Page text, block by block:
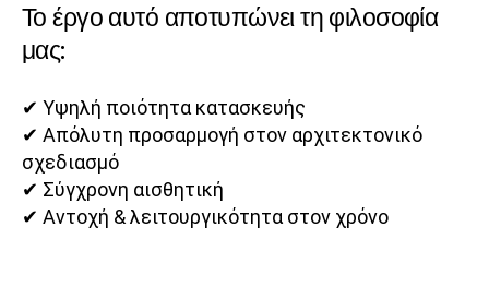
Το έργο αυτό αποτυπώνει τη φιλοσοφία
μας:
✔ Υψηλή ποιότητα κατασκευής
✔ Απόλυτη προσαρμογή στον αρχιτεκτονικό
σχεδιασμό
✔ Σύγχρονη αισθητική
✔ Αντοχή & λειτουργικότητα στον χρόνο